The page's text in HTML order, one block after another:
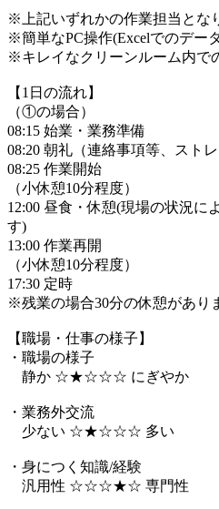
※上記いずれかの作業担当とな
※簡単なPC操作(Excelでのデー
※キレイなクリーンルーム内で
【1日の流れ】
（①の場合）
08:15 始業・業務準備
08:20 朝礼（連絡事項等、ストレ
08:25 作業開始
（小休憩10分程度）
12:00 昼食・休憩(現場の状況に
す)
13:00 作業再開
（小休憩10分程度）
17:30 定時
※残業の場合30分の休憩があり
【職場・仕事の様子】
・職場の様子
静か ☆★☆☆☆ にぎやか
・業務外交流
少ない ☆★☆☆☆ 多い
・身につく知識/経験
汎用性 ☆☆☆★☆ 専門性